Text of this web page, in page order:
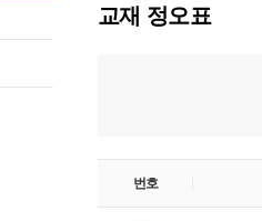
교재 정오표
번호